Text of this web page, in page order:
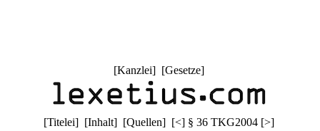
[Kanzlei] [Gesetze]
[Titelei] [Inhalt] [Quellen] [<] § 36 TKG2004 [>]